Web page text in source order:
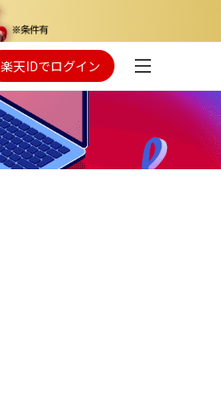
楽天IDでログイン